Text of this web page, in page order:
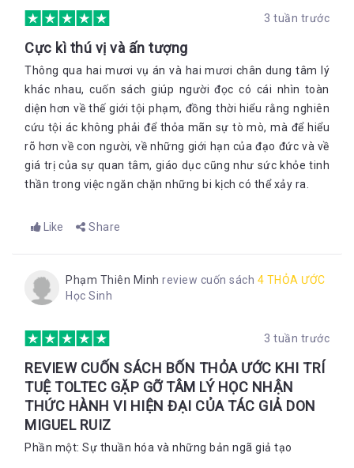
3 tuần trước
Cực kì thú vị và ấn tượng
Thông qua hai mươi vụ án và hai mươi chân dung tâm lý
khác nhau, cuốn sách giúp người đọc có cái nhìn toàn
diện hơn về thế giới tội phạm, đồng thời hiểu rằng nghiên
cứu tội ác không phải để thỏa mãn sự tò mò, mà để hiểu
rõ hơn về con người, về những giới hạn của đạo đức và về
giá trị của sự quan tâm, giáo dục cũng như sức khỏe tinh
thần trong việc ngăn chặn những bi kịch có thể xảy ra.
Like Share
Phạm Thiên Minh review cuốn sách 4 THỎA ƯỚC
Học Sinh
3 tuần trước
REVIEW CUỐN SÁCH BỐN THỎA ƯỚC KHI TRÍ
TUỆ TOLTEC GẶP GỠ TÂM LÝ HỌC NHẬN
THỨC HÀNH VI HIỆN ĐẠI CỦA TÁC GIẢ DON
MIGUEL RUIZ
Phần một: Sự thuần hóa và những bản ngã giả tạo